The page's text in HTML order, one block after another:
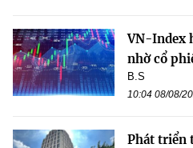
VN-Index
nhờ cổ
B.S
10:04 08/08/
Phát triển